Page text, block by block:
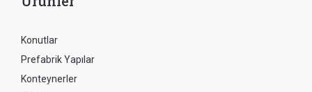
Konutlar
Prefabrik Yapılar
Konteynerler